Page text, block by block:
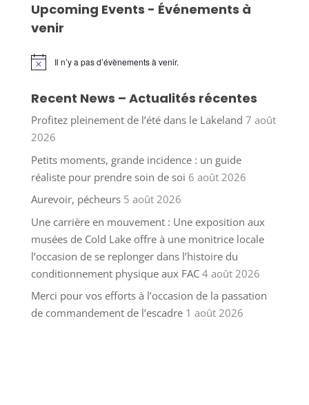
Upcoming Events - Événements à
venir
Notice Il n’y a pas d’évènements à venir.
Recent News – Actualités récentes
Profitez pleinement de l’été dans le Lakeland 7 août
2026
Petits moments, grande incidence : un guide
réaliste pour prendre soin de soi 6 août 2026
Aurevoir, pécheurs 5 août 2026
Une carrière en mouvement : Une exposition aux
musées de Cold Lake offre à une monitrice locale
l’occasion de se replonger dans l’histoire du
conditionnement physique aux FAC 4 août 2026
Merci pour vos efforts à l’occasion de la passation
de commandement de l’escadre 1 août 2026